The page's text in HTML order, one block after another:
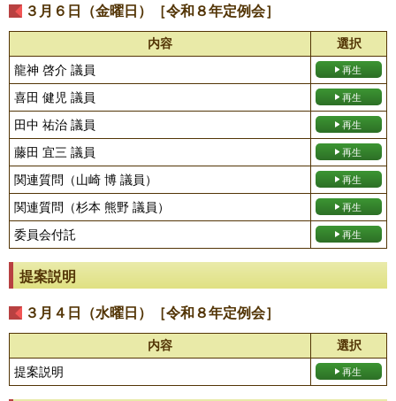
３月６日（金曜日）［令和８年定例会］
内容
選択
龍神 啓介 議員
喜田 健児 議員
田中 祐治 議員
藤田 宜三 議員
関連質問（山崎 博 議員）
関連質問（杉本 熊野 議員）
委員会付託
提案説明
３月４日（水曜日）［令和８年定例会］
内容
選択
提案説明